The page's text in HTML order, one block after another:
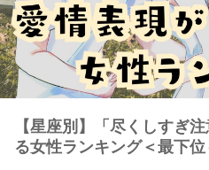
【星座別】「尽くしすぎ
る女性ランキング＜最下位